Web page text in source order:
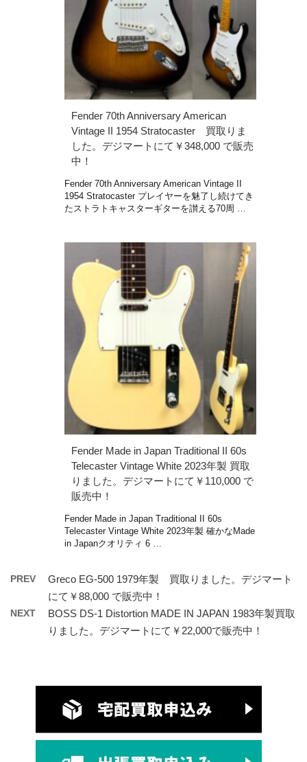
Fender 70th Anniversary American
Vintage II 1954 Stratocaster 買取りま
した。デジマートにて￥348,000 で販売
中！
Fender 70th Anniversary American Vintage II
1954 Stratocaster プレイヤーを魅了し続けてき
たストラトキャスターギターを讃える70周 …
Fender Made in Japan Traditional II 60s
Telecaster Vintage White 2023年製 買取
りました。デジマートにて￥110,000 で
販売中！
Fender Made in Japan Traditional II 60s
Telecaster Vintage White 2023年製 確かなMade
in Japanクオリティ 6 …
PREV
Greco EG-500 1979年製 買取りました。デジマート
にて￥88,000 で販売中！
NEXT
BOSS DS-1 Distortion MADE IN JAPAN 1983年製買取
りました。デジマートにて￥22,000で販売中！